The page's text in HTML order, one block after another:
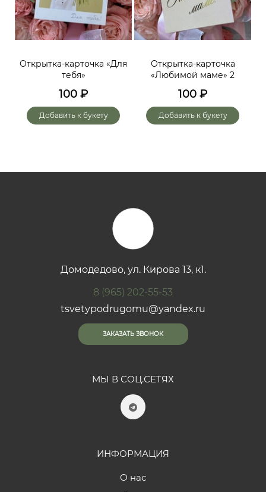
Открытка-карточка «Для
тебя»
100 ₽
Добавить к букету
Открытка-карточка
«Любимой маме» 2
100 ₽
Добавить к букету
Домодедово, ул. Кирова 13, к1.
8 (965) 202-55-53
tsvetypodrugomu@yandex.ru
ЗАКАЗАТЬ ЗВОНОК
МЫ В СОЦ.СЕТЯХ
ИНФОРМАЦИЯ
О нас